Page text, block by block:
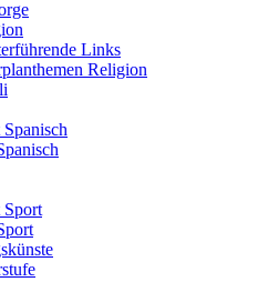
Links
Religion
Sport